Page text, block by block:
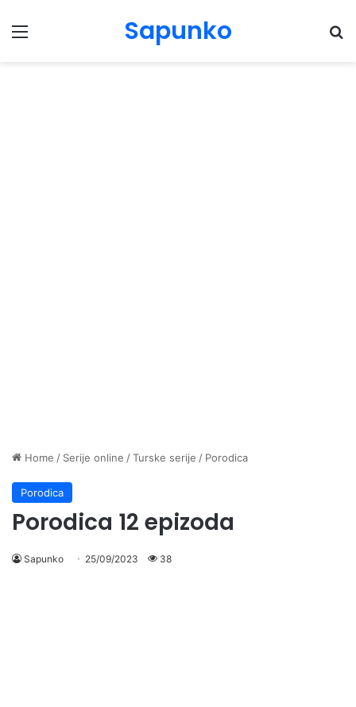
Menu Sapunko
Home / Serije online /Turske serije / Porodica
Porodica
Porodica 12 epizoda
Sapunko 25/09/2023 38